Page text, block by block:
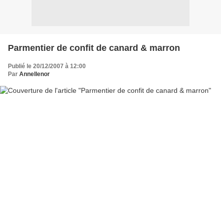
Parmentier de confit de canard & marron
Publié le 20/12/2007 à 12:00
Par Annellenor